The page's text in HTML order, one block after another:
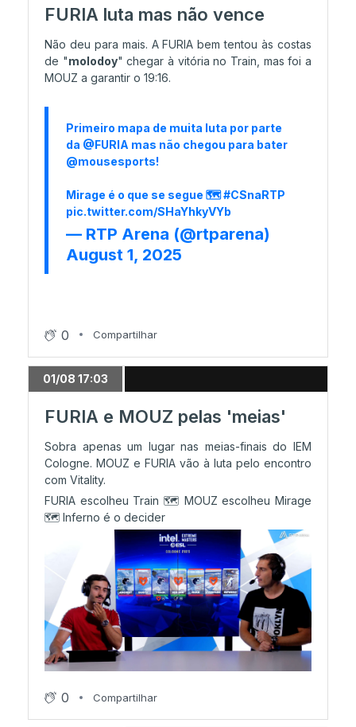
FURIA luta mas não vence
Não deu para mais. A FURIA bem tentou às costas
de "molodoy" chegar à vitória no Train, mas foi a
MOUZ a garantir o 19:16.
Primeiro mapa de muita luta por parte
da @FURIA mas não chegou para bater
@mousesports!
Mirage é o que se segue 🗺️#CSnaRTP
pic.twitter.com/SHaYhkyVYb
— RTP Arena (@rtparena)
August 1, 2025
0 Compartilhar
01/08 17:03
FURIA e MOUZ pelas 'meias'
Sobra apenas um lugar nas meias-finais do IEM
Cologne. MOUZ e FURIA vão à luta pelo encontro
com Vitality.
FURIA escolheu Train 🗺️ MOUZ escolheu Mirage
🗺️ Inferno é o decider
0 Compartilhar